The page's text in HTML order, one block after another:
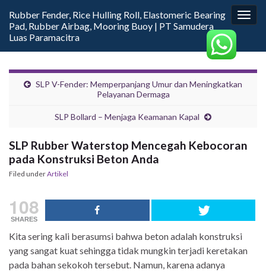
Rubber Fender, Rice Hulling Roll, Elastomeric Bearing
Pad, Rubber Airbag, Mooring Buoy | PT Samudera
Luas Paramacitra
SLP V-Fender: Memperpanjang Umur dan Meningkatkan
Pelayanan Dermaga
SLP Bollard – Menjaga Keamanan Kapal
SLP Rubber Waterstop Mencegah Kebocoran
pada Konstruksi Beton Anda
Filed underArtikel
108
SHARES
Kita sering kali berasumsi bahwa beton adalah konstruksi
yang sangat kuat sehingga tidak mungkin terjadi keretakan
pada bahan sekokoh tersebut. Namun, karena adanya